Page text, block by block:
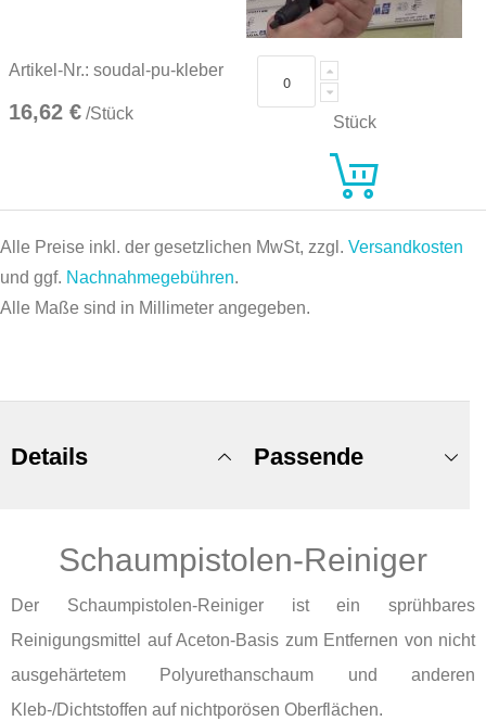
Artikel-Nr.: soudal-pu-kleber
16,62 € /Stück Stück
Alle Preise inkl. der gesetzlichen MwSt, zzgl. Versandkosten
und ggf. Nachnahmegebühren.
Alle Maße sind in Millimeter angegeben.
Details
Schaumpistolen-Reiniger
Der Schaumpistolen-Reiniger ist ein sprühbares
Reinigungsmittel auf Aceton-Basis zum Entfernen von nicht
ausgehärtetem Polyurethanschaum und anderen
Kleb-/Dichtstoffen auf nichtporösen Oberflächen.
Passende
Produkte